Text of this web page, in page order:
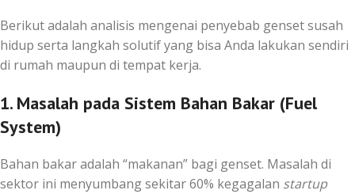
Berikut adalah analisis mengenai penyebab genset susah
hidup serta langkah solutif yang bisa Anda lakukan sendiri
di rumah maupun di tempat kerja.
1. Masalah pada Sistem Bahan Bakar (Fuel
System)
Bahan bakar adalah “makanan” bagi genset. Masalah di
sektor ini menyumbang sekitar 60% kegagalan startup